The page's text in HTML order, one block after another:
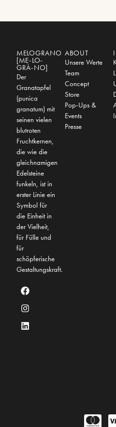
MELOGRANO
[ME-LO-
GRÀ-NO]
Der
Granatapfel
(punica
granatum) mit
seinen vielen
blutroten
Fruchtkernen,
die wie die
gleichnamigen
Edelsteine
funkeln, ist in
erster Linie ein
Symbol für
die Einheit in
der Vielheit,
für Fülle und
für
schöpferische
Gestaltungskraft.
ABOUT
Unsere Werte
Team
Concept
Store
Pop-Ups &
Events
Presse